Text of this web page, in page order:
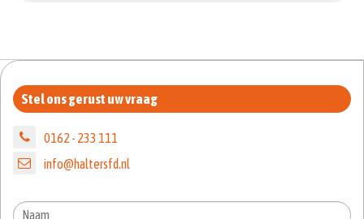
Stel ons gerust uw vraag
0162 - 233 111
info@haltersfd.nl